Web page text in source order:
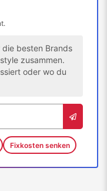
besten Brands
zusammen.
oder wo du
Fixkosten senken